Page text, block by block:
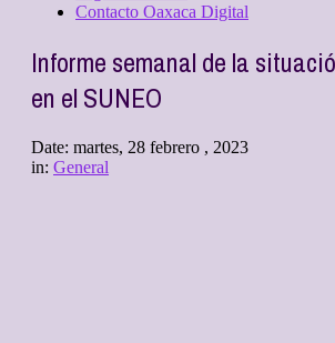
Contacto Oaxaca Digital
Informe semanal de la
en el SUNEO
Date: martes, 28 febrero , 2023
in: General